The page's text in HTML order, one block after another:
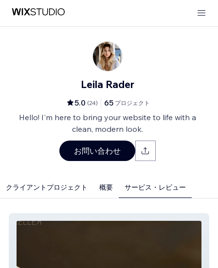
Leila Rader
5.0 (24) 65 プロジェクト
Hello! I'm here to bring your website to life with a
clean, modern look.
お問い合わせ
クライアントプロジェクト 概要 サービス・レビュー